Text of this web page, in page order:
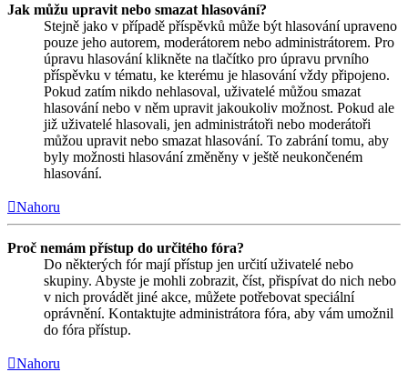
Jak můžu upravit nebo smazat hlasování?
Stejně jako v případě příspěvků může být hlasování upraveno
pouze jeho autorem, moderátorem nebo administrátorem. Pro
úpravu hlasování klikněte na tlačítko pro úpravu prvního
příspěvku v tématu, ke kterému je hlasování vždy připojeno.
Pokud zatím nikdo nehlasoval, uživatelé můžou smazat
hlasování nebo v něm upravit jakoukoliv možnost. Pokud ale
již uživatelé hlasovali, jen administrátoři nebo moderátoři
můžou upravit nebo smazat hlasování. To zabrání tomu, aby
byly možnosti hlasování změněny v ještě neukončeném
hlasování.
Nahoru
Proč nemám přístup do určitého fóra?
Do některých fór mají přístup jen určití uživatelé nebo
skupiny. Abyste je mohli zobrazit, číst, přispívat do nich nebo
v nich provádět jiné akce, můžete potřebovat speciální
oprávnění. Kontaktujte administrátora fóra, aby vám umožnil
do fóra přístup.
Nahoru